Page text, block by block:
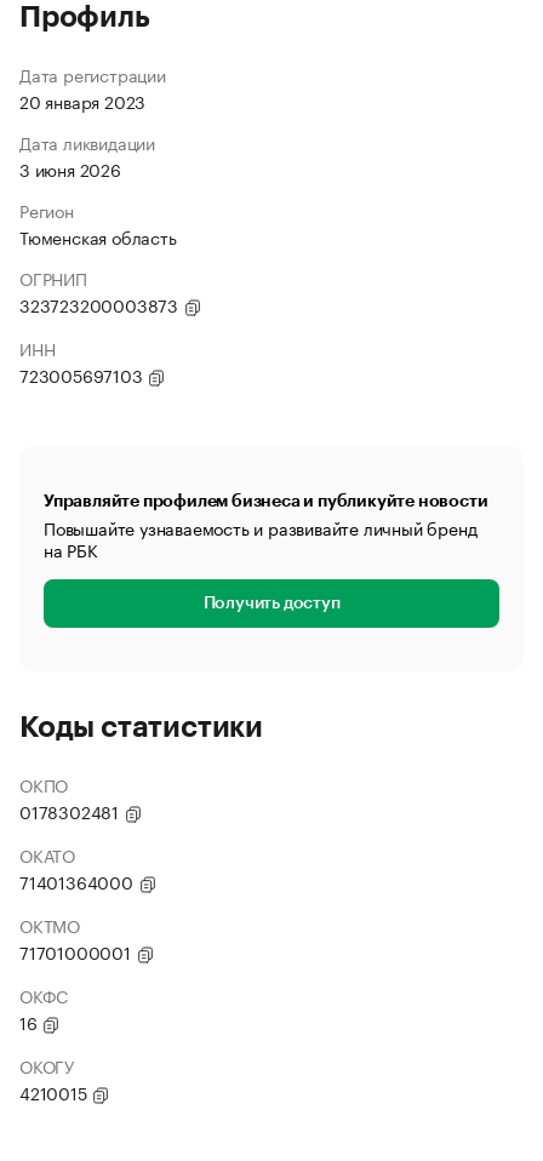
Профиль
Дата регистрации
20 января 2023
Дата ликвидации
3 июня 2026
Регион
Тюменская область
ОГРНИП
323723200003873
ИНН
723005697103
Управляйте профилем бизнеса и публикуйте новости
Повышайте узнаваемость и развивайте личный бренд
на РБК
Получить доступ
Коды статистики
ОКПО
0178302481
ОКАТО
71401364000
ОКТМО
71701000001
ОКФС
16
ОКОГУ
4210015